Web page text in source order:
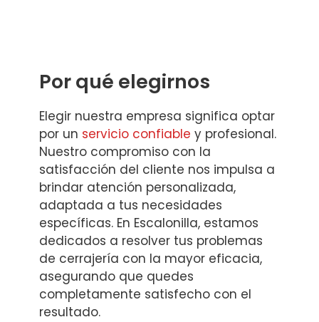
Por qué elegirnos
Elegir nuestra empresa significa optar
por un servicio confiable y profesional.
Nuestro compromiso con la
satisfacción del cliente nos impulsa a
brindar atención personalizada,
adaptada a tus necesidades
específicas. En Escalonilla, estamos
dedicados a resolver tus problemas
de cerrajería con la mayor eficacia,
asegurando que quedes
completamente satisfecho con el
resultado.